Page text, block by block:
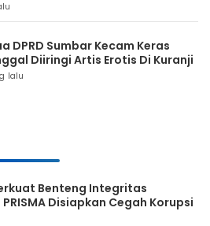
DPRD Sumbar Kecam Keras
Diiringi Artis Erotis Di Kuranji
lalu
Benteng Integritas
Disiapkan Cegah Korupsi